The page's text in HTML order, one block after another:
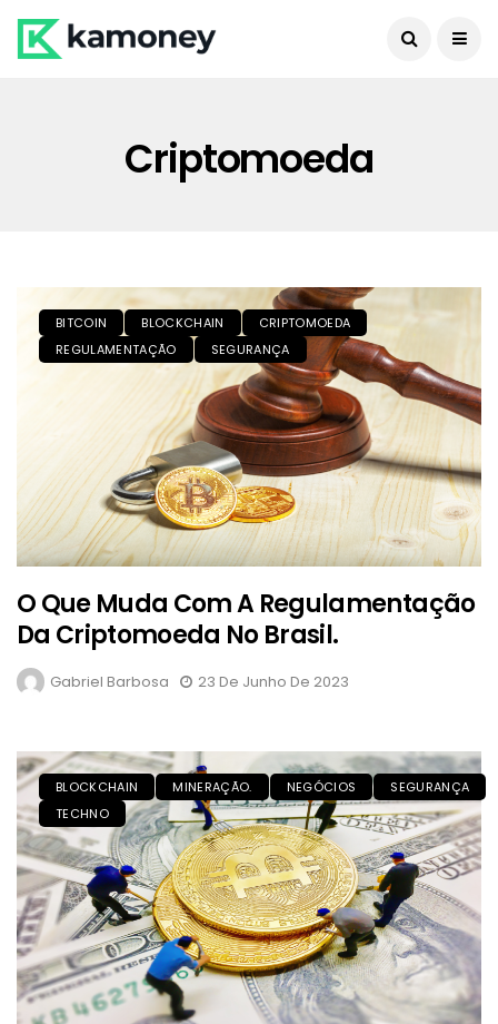
Criptomoeda
BITCOIN BLOCKCHAIN
CRIPTOMOEDA
REGULAMENTAÇÃO
SEGURANÇA
O Que Muda Com A Regulamentação
Da Criptomoeda No Brasil.
Gabriel Barbosa 23 De Junho De 2023
BLOCKCHAIN MINERAÇÃO. NEGÓCIOS
SEGURANÇA
TECHNO